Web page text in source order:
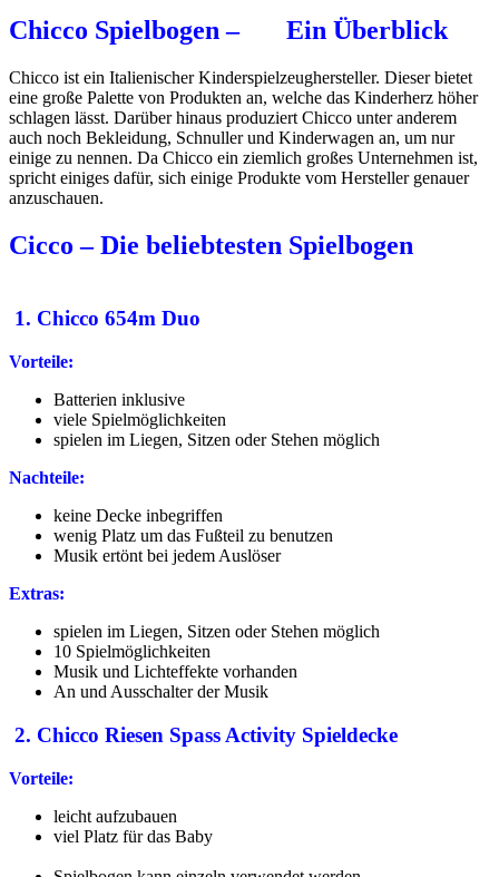
Chicco Spielbogen– Ein Überblick
Chicco ist ein Italienischer Kinderspielzeughersteller. Dieser bietet
eine große Palette von Produkten an, welche das Kinderherz höher
schlagen lässt. Darüber hinaus produziert Chicco unter anderem
auch noch Bekleidung, Schnuller und Kinderwagen an, um nur
einige zu nennen. Da Chicco ein ziemlich großes Unternehmen ist,
spricht einiges dafür, sich einige Produkte vom Hersteller genauer
anzuschauen.
Cicco – Die beliebtesten Spielbogen
1. Chicco 654m Duo
Vorteile:
Batterien inklusive
viele Spielmöglichkeiten
spielen im Liegen, Sitzen oder Stehen möglich
Nachteile:
keine Decke inbegriffen
wenig Platz um das Fußteil zu benutzen
Musik ertönt bei jedem Auslöser
Extras:
spielen im Liegen, Sitzen oder Stehen möglich
10 Spielmöglichkeiten
Musik und Lichteffekte vorhanden
An und Ausschalter der Musik
2. Chicco Riesen Spass Activity Spieldecke
Vorteile:
leicht aufzubauen
viel Platz für das Baby